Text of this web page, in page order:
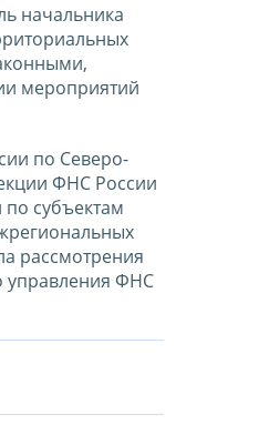
начальника
мероприятий
по Северо-
ФНС России
субъектам
рассмотрения
управления ФНС